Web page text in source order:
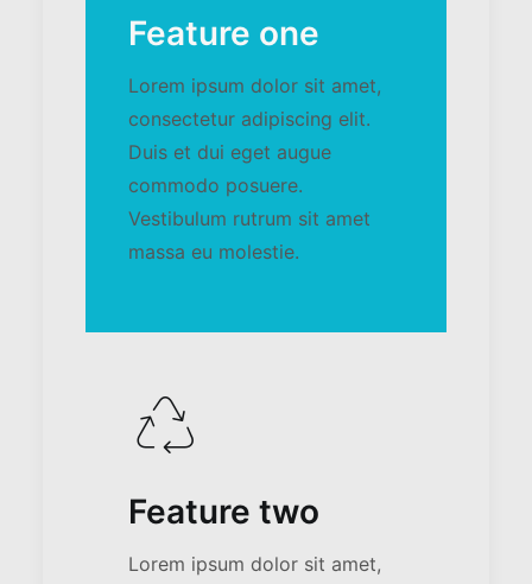
Feature one
Lorem ipsum dolor sit amet,
consectetur adipiscing elit.
Duis et dui eget augue
commodo posuere.
Vestibulum rutrum sit amet
massa eu molestie.
Feature two
Lorem ipsum dolor sit amet,